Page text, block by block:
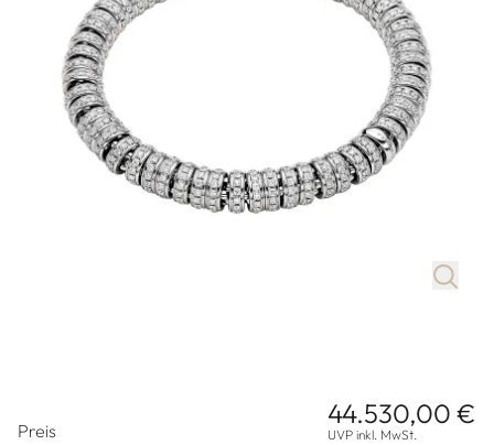
Preis
44.530,00 €
UVP inkl. MwSt.